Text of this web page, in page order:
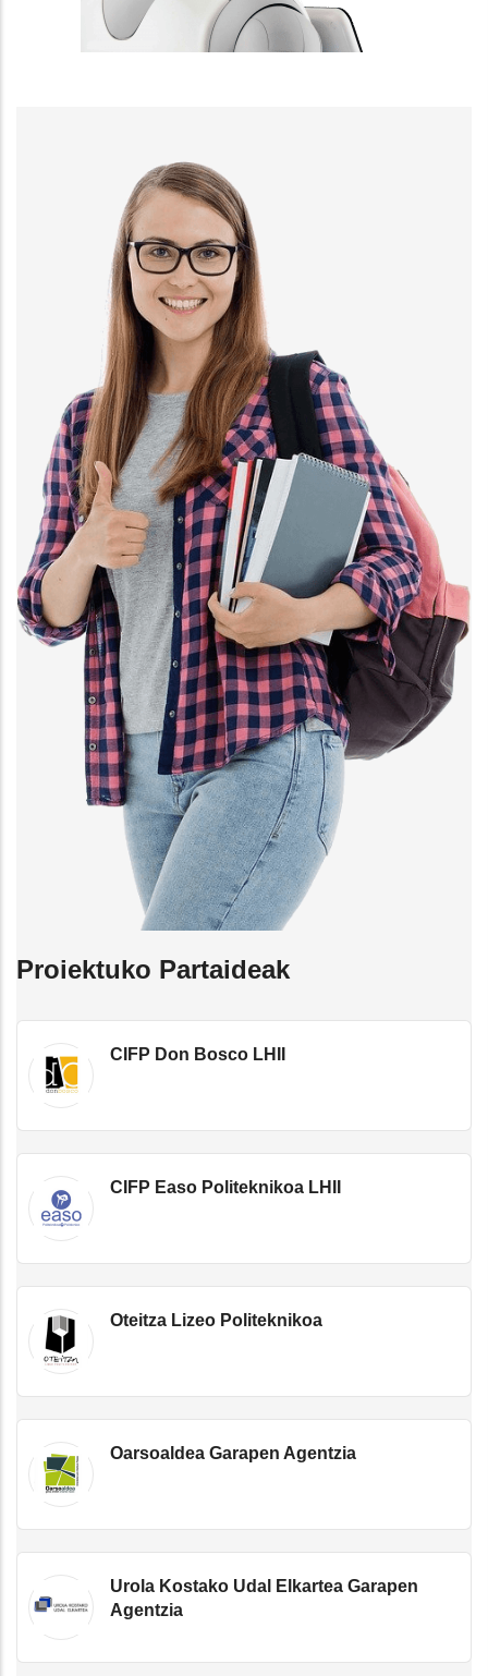
Proiektuko Partaideak
CIFP Don Bosco LHII
CIFP Easo Politeknikoa LHII
Oteitza Lizeo Politeknikoa
Oarsoaldea Garapen Agentzia
Urola Kostako Udal Elkartea Garapen
Agentzia